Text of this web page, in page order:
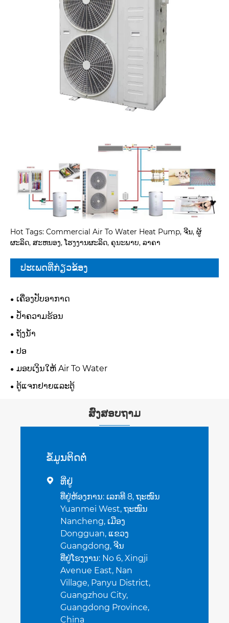
Hot Tags: Commercial Air To Water Heat Pump, ຈີນ, ຜູ້
ຜະລິດ, ສະຫນອງ, ໂຮງງານຜະລິດ, ຄຸນະພາບ, ລາຄາ
ປະເພດທີ່ກ່ຽວຂ້ອງ
ເຄື່ອງປັບອາກາດ
ປໍ້າຄວາມຮ້ອນ
ຖັງນໍ້າ
ປອ
ມອບເງິນໃຫ້ Air To Water
ຕູ້ແຈກຢາຍແລະຕູ້
ສົ່ງສອບຖາມ
ຂໍ້​ມູນ​ຕິດ​ຕໍ່
 ທີ່ຢູ່
ທີ່ຢູ່ຫ້ອງການ: ເລກທີ 8, ຖະໜົນ
Yuanmei West, ຖະໜົນ
Nancheng, ເມືອງ
Dongguan, ແຂວງ
Guangdong, ຈີນ
ທີ່ຢູ່ໂຮງງານ: No 6, Xingji
Avenue East, Nan
Village, Panyu District,
Guangzhou City,
Guangdong Province,
China